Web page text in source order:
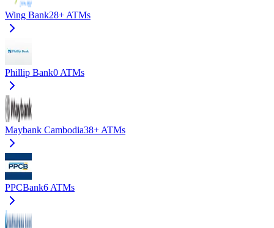
Wing Bank28+ ATMs
Phillip Bank0 ATMs
Maybank Cambodia38+ ATMs
PPCBank6 ATMs